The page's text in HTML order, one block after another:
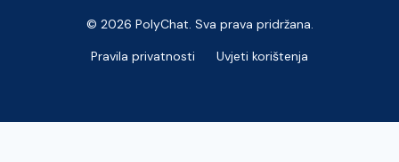
© 2026 PolyChat. Sva prava pridržana.
Pravila privatnosti
Uvjeti korištenja